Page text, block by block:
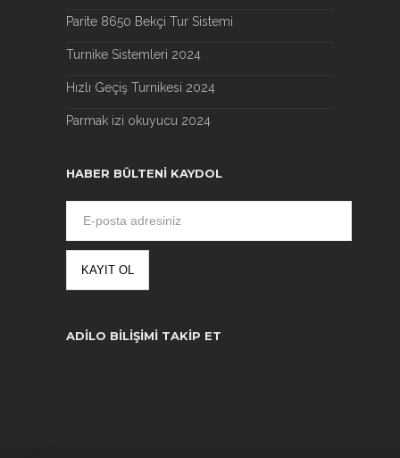
Parite 8650 Bekçi Tur Sistemi
Turnike Sistemleri 2024
Hızlı Geçiş Turnikesi 2024
Parmak izi okuyucu 2024
HABER BÜLTENI KAYDOL
ADILO BILIŞIMI TAKIP ET